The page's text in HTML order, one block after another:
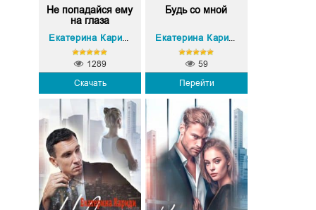
Не попадайся ему
на глаза
Скачать
1289
Будь со мной
Перейти
59